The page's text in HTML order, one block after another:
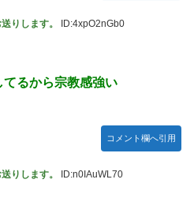
りします。 ID:4xpO2nGb0
るから宗教感強い
コメント欄へ引用
りします。 ID:n0IAuWL70